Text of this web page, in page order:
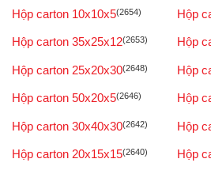
Hộp carton 10x10x5(2654) Hộp
Hộp carton 35x25x12(2653) Hộp
Hộp carton 25x20x30(2648) Hộp
Hộp carton 50x20x5(2646) Hộp
Hộp carton 30x40x30(2642) Hộp
Hộp carton 20x15x15(2640) Hộp